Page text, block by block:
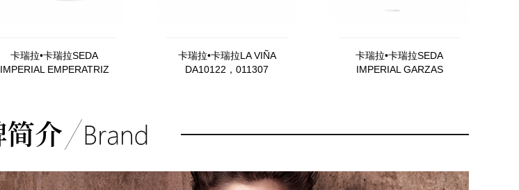
卡瑞拉•卡瑞拉SEDA
IMPERIAL EMPERATRIZ
卡瑞拉•卡瑞拉LA VIÑA
DA10122，011307
卡瑞拉•卡瑞拉SEDA
IMPERIAL GARZAS